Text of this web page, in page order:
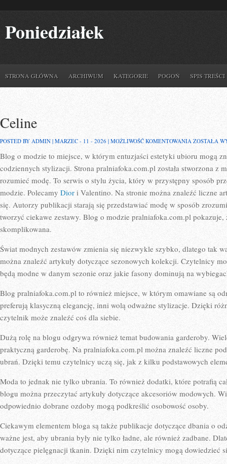
Poniedziałek
STRONA GŁÓWNA ARCHIWUM KATEGORIE POGOŃ SPIS TREŚCI
Celine
POSTED BY ADMIN | MARZEC - 11 - 2026 | MOŻLIWOŚĆ KOMENTOWANIA CELINE
ZOSTAŁA
Blog o modzie to miejsce, w którym entuzjaści estetyki ubioru mogą
codziennych stylizacji. Strona pralniafoka.com.pl została stworzona z
rozumieć modę. To serwis o stylu życia, który w przystępny sposób
modzie. Polecamy Dior i Valentino. Na stronie można znaleźć liczne
się. Autorzy publikacji starają się przedstawiać modę w sposób
tworzyć ciekawe zestawy. Blog o modzie pralniafoka.com.pl pokazuje,
skomplikowana.
Świat modnych zestawów zmienia się niezwykle szybko, dlatego tak
można znaleźć artykuły dotyczące sezonowych kolekcji. Czytelnicy
będą modne w danym sezonie oraz jakie fasony dominują na
Blog pralniafoka.com.pl to również miejsce, w którym omawiane są
preferują klasyczną elegancję, inni wolą odważne stylizacje. Dzięki
czytelnik może znaleźć coś dla siebie.
Dużą rolę na blogu odgrywa również temat budowania garderoby.
praktyczną garderobę. Na pralniafoka.com.pl można znaleźć liczne
ubrań. Dzięki temu czytelnicy uczą się, jak z kilku podstawowych
Moda to jednak nie tylko ubrania. To również dodatki, które potrafią
blogu można przeczytać artykuły dotyczące akcesoriów modowych.
odpowiednio dobrane ozdoby mogą podkreślić osobowość osoby.
Ciekawym elementem bloga są także publikacje dotyczące dbania o
ważne jest, aby ubrania były nie tylko ładne, ale również zadbane.
dotyczące pielęgnacji tkanin. Dzięki nim czytelnicy mogą dowiedzieć